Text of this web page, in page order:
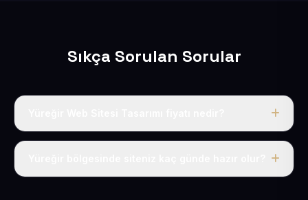
Sıkça Sorulan Sorular
Tek fiyat uygulanır: yıllık 50 USD + KDV. Bu bedele alan